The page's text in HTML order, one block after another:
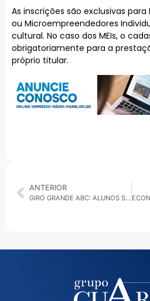
As inscrições são exclusivas para
ou Microempreendedores
cultural. No caso dos MEIs, o
obrigatoriamente para a
próprio titular.
ANTERIOR
GIRO GRANDE ABC: ALUNOS SELECIONADOS PARA INTERCÂMBIO, CARNAVAL EM RIBEIRÃO E REGRAS PARA PISCINAS